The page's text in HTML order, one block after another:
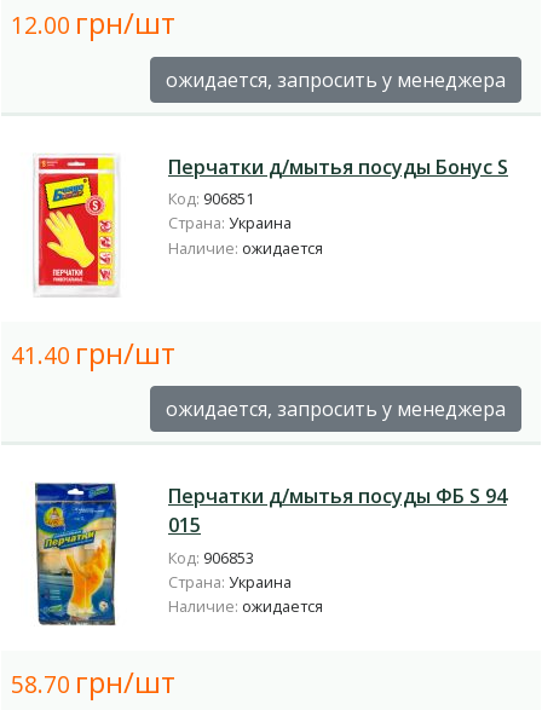
12.00 грн/шт
ожидается, запросить у менеджера
Перчатки д/мытья посуды Бонус S
Код: 906851
Страна: Украина
Наличие: ожидается
41.40 грн/шт
ожидается, запросить у менеджера
Перчатки д/мытья посуды ФБ S 94
015
Код: 906853
Страна: Украина
Наличие: ожидается
58.70 грн/шт